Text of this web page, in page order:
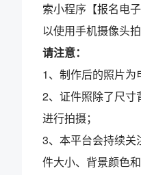
索小程序【报名电
以使用手机摄像头拍
请注意：
1、制作后的照片为
2、证件照除了尺寸
进行拍摄；
3、本平台会持续关
件大小、背景颜色